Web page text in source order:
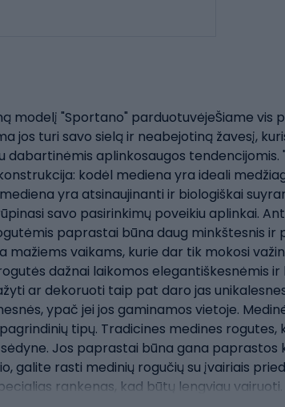
modelį "Sportano" parduotuvėjeŠiame vis
jos turi savo sielą ir neabejotiną žavesį,
dabartinėmis aplinkosaugos
kodėl mediena yra ideali
yra atsinaujinanti ir biologiškai
savo pasirinkimų poveikiu aplinkai.
paprastai būna daug minkštesnis
mažiems vaikams, kurie dar tik mokosi
dažnai laikomos elegantiškesnėmis
ar dekoruoti taip pat daro jas
ypač jei jos gaminamos vietoje.
tipų. Tradicines medines
Jos paprastai būna gana
galite rasti medinių rogučių su įvairiais
rankenas, kad būtų lengviau